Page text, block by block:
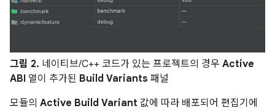
그림 2. 네이티브/C++ 코드가 있는 프로젝트의 경우 Active
ABI 열이 추가된 Build Variants 패널
모듈의 Active Build Variant 값에 따라 배포되어 편집기에